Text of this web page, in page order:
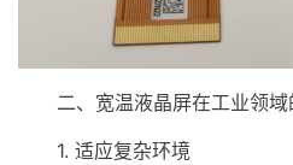
二、宽温液晶屏在工业领域
1. 适应复杂环境